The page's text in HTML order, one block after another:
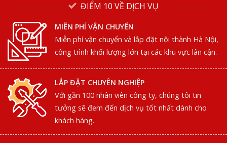
ĐIỂM 10 VỀ DỊCH VỤ
MIỄN PHÍ VẬN CHUYỂN
Miễn phí vận chuyển và lắp đặt nội thành Hà Nội,
công trình khối lượng lớn tại các khu vực lân cận.
LẮP ĐẶT CHUYÊN NGHIỆP
Với gần 100 nhân viên công ty, chúng tôi tin
tưởng sẽ đem đến dịch vụ tốt nhất dành cho
khách hàng.